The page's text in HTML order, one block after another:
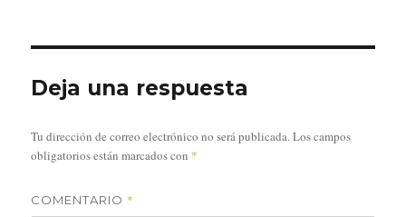
Deja una respuesta
Tu dirección de correo electrónico no será publicada.Los campos
obligatorios están marcados con *
COMENTARIO *